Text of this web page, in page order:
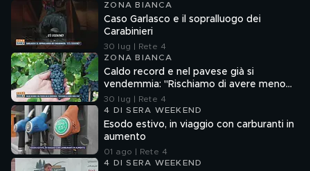
ZONA BIANCA
Caso Garlasco e il sopralluogo dei
Carabinieri
30 lug | Rete 4
ZONA BIANCA
Caldo record e nel pavese già si
vendemmia: "Rischiamo di avere meno
vino"
30 lug | Rete 4
4 DI SERA WEEKEND
Esodo estivo, in viaggio con carburanti in
aumento
01 ago | Rete 4
4 DI SERA WEEKEND